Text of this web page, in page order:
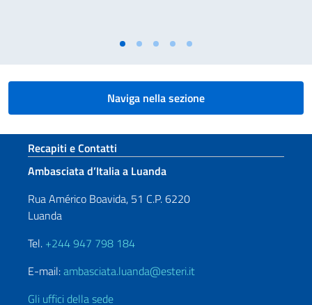
Naviga nella sezione
Sezione footer
Recapiti e Contatti
Ambasciata d’Italia a Luanda
Rua Américo Boavida, 51 C.P. 6220
Luanda
Tel. +244 947 798 184
E-mail:ambasciata.luanda@esteri.it
Gli uffici della sede